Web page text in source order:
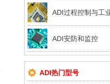
ADI过程控制与工
ADI安防和监控
ADI热门型号